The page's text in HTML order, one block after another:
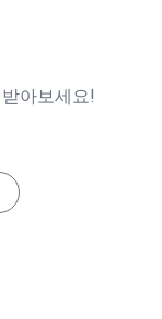
아보세요!